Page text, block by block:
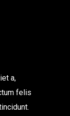
a,
felis